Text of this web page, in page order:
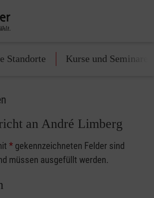
Standorte Kurse und Seminare
an André Limberg
* gekennzeichneten Felder sind
müssen ausgefüllt werden.